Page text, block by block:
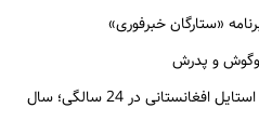
«ستارگان خبرفوری»
و پدرش
سفر به گذشته؛ گوگوش با تیپ و استایل افغانستانی در 24 سالگی؛ سال